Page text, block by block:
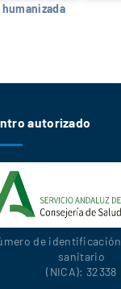
autorizado
de
sanitario
(NICA): 32338